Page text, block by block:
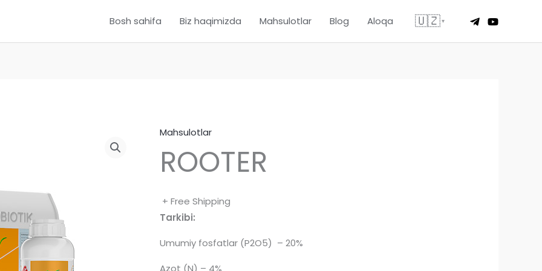
Bosh sahifa Biz haqimizda Mahsulotlar Blog Aloqa 🇺🇿▾
Mahsulotlar
ROOTER
+ Free Shipping
Tarkibi:
Umumiy fosfatlar (P2O5) – 20%
Azot (N) – 4%